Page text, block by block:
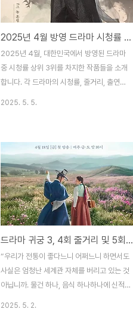
2025년 4월 방영 드라마 시청률 TOP 3
2025년 4월, 대한민국에서 방영된 드라마
중 시청률 상위 3위를 차지한 작품들을 소개
합니다. 각 드라마의 시청률, 줄거리, 출연진,
시청률 5%로 기록된 〈꽃선비 열애사〉의 부진
을 만회했다. 다만, 6회에서도 여전히 시청률
은 한 자릿수에 머무르고 있다. 방송사: SBS
방영 기간: 2025년 4월 18일 ~ 현재방송
시간: 매주 금, 토요일 오후 10시장르: 판타
지, 로맨스출연: 육성재, 김지연 등시청률:1
회: 전국 9.2%, 순간 최고 10.7%2회: 전국
8.3%3회: 전국 9.3%4회: 전국 9.2%5회:
전국 8.8%6..
2025. 5. 5.
드라마 귀궁 3, 4회 줄거리 및 5회 예고편 리뷰
“우리가 전통이 좋다느니 어쩌느니 하면서도
사실은 엄청난 세계관 자체를 버리고 있는 것
아닙니까. 물건 하나, 음식 하나하나에 신적
2025. 5. 2.